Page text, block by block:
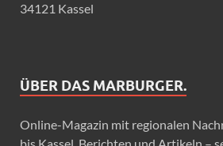
34121 Kassel
ÜBER DAS MARBURGER.
Online-Magazin mit regionalen